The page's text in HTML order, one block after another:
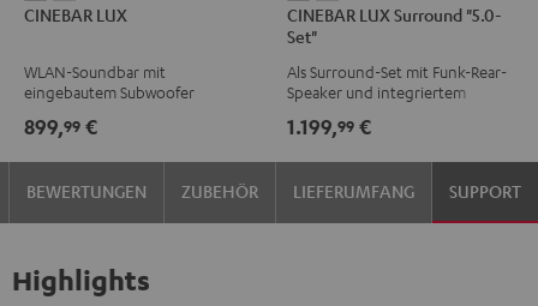
LUXLUX
CINEBAR LUX
WLAN-Soundbar mit
eingebautem Subwoofer
899,99 €
LUX
Surround
"5.0-
Schwarz
LUX
"5.0-
Weiß
CINEBAR LUX Surround "5.0-
Set"
Als Surround-Set mit Funk-Rear-
Speaker und integriertem
1.199,99 €
BEWERTUNGEN ZUBEHÖR LIEFERUMFANG SUPPORT
Highlights